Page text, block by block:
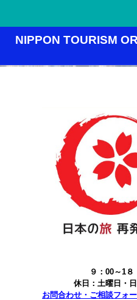
NIPPON TOURISM
９：00～1８
休日：土曜日・日
お問合わせ・ご相談フォ